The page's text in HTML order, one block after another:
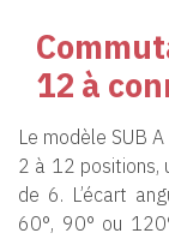
12 à
Le modèle SUB
2 à 12 positions,
de 6. L’écart
60°, 90° ou